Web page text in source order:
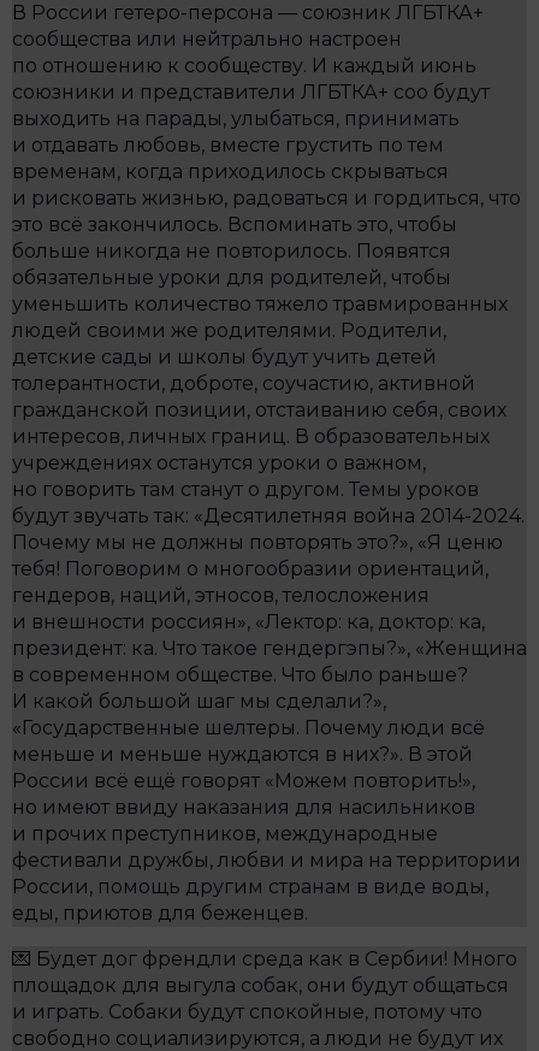
В России гетеро-персона — союзник ЛГБТКА+
сообщества или нейтрально настроен
по отношению к сообществу. И каждый июнь
союзники и представители ЛГБТКА+ соо будут
выходить на парады, улыбаться, принимать
и отдавать любовь, вместе грустить по тем
временам, когда приходилось скрываться
и рисковать жизнью, радоваться и гордиться, что
это всё закончилось. Вспоминать это, чтобы
больше никогда не повторилось. Появятся
обязательные уроки для родителей, чтобы
уменьшить количество тяжело травмированных
людей своими же родителями. Родители,
детские сады и школы будут учить детей
толерантности, доброте, соучастию, активной
гражданской позиции, отстаиванию себя, своих
интересов, личных границ. В образовательных
учреждениях останутся уроки о важном,
но говорить там станут о другом. Темы уроков
будут звучать так: «Десятилетняя война 2014-2024.
Почему мы не должны повторять это?», «Я ценю
тебя! Поговорим о многообразии ориентаций,
гендеров, наций, этносов, телосложения
и внешности россиян», «Лектор: ка, доктор: ка,
президент: ка. Что такое гендергэпы?», «Женщина
в современном обществе. Что было раньше?
И какой большой шаг мы сделали?»,
«Государственные шелтеры. Почему люди всё
меньше и меньше нуждаются в них?». В этой
России всё ещё говорят «Можем повторить!»,
но имеют ввиду наказания для насильников
и прочих преступников, международные
фестивали дружбы, любви и мира на территории
России, помощь другим странам в виде воды,
еды, приютов для беженцев.
💌 Будет дог френдли среда как в Сербии! Много
площадок для выгула собак, они будут общаться
и играть. Собаки будут спокойные, потому что
свободно социализируются, а люди не будут их